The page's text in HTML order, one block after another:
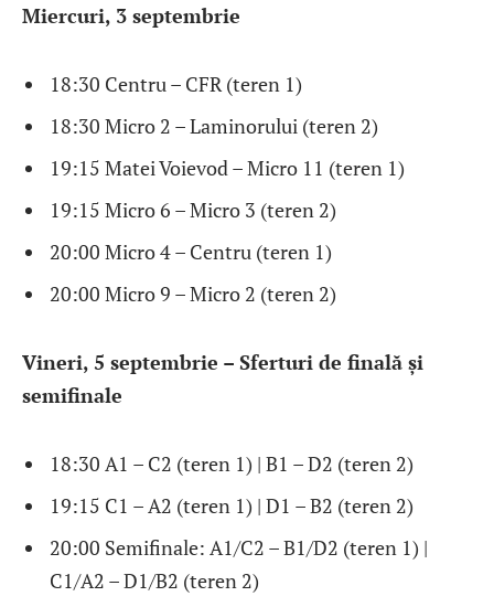
Miercuri, 3 septembrie
18:30 Centru – CFR (teren 1)
18:30 Micro 2 – Laminorului (teren 2)
19:15 Matei Voievod – Micro 11 (teren 1)
19:15 Micro 6 – Micro 3 (teren 2)
20:00 Micro 4 – Centru (teren 1)
20:00 Micro 9 – Micro 2 (teren 2)
Vineri, 5 septembrie – Sferturi de finală și
semifinale
18:30 A1 – C2 (teren 1) | B1 – D2 (teren 2)
19:15 C1 – A2 (teren 1) | D1 – B2 (teren 2)
20:00 Semifinale: A1/C2 – B1/D2 (teren 1) |
C1/A2 – D1/B2 (teren 2)